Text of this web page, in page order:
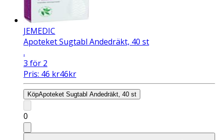
JEMEDIC
Apoteket Sugtabl Andedräkt, 40 st
.
3 för 2
Pris: 46 kr46kr
KöpApoteket Sugtabl Andedräkt, 40 st
0